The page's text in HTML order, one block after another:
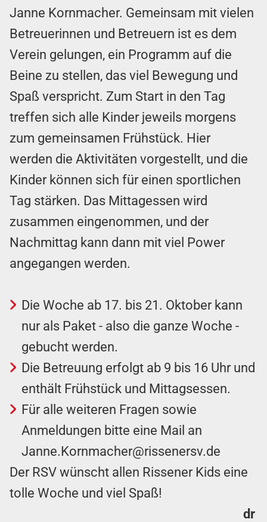
Janne Kornmacher. Gemeinsam mit vielen
Betreuerinnen und Betreuern ist es dem
Verein gelungen, ein Programm auf die
Beine zu stellen, das viel Bewegung und
Spaß verspricht. Zum Start in den Tag
treffen sich alle Kinder jeweils morgens
zum gemeinsamen Frühstück. Hier
werden die Aktivitäten vorgestellt, und die
Kinder können sich für einen sportlichen
Tag stärken. Das Mittagessen wird
zusammen eingenommen, und der
Nachmittag kann dann mit viel Power
angegangen werden.
Die Woche ab 17. bis 21. Oktober kann
nur als Paket - also die ganze Woche -
gebucht werden.
Die Betreuung erfolgt ab 9 bis 16 Uhr und
enthält Frühstück und Mittagsessen.
Für alle weiteren Fragen sowie
Anmeldungen bitte eine Mail an
Janne.Kornmacher@rissenersv.de
Der RSV wünscht allen Rissener Kids eine
tolle Woche und viel Spaß!
dr